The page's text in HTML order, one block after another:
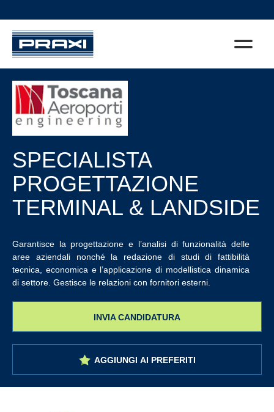
SPECIALISTA
PROGETTAZIONE
TERMINAL & LANDSIDE
Garantisce la progettazione e l’analisi di funzionalità delle
aree aziendali nonché la redazione di studi di fattibilità
tecnica, economica e l’applicazione di modellistica dinamica
di settore. Gestisce le relazioni con fornitori esterni.
INVIA CANDIDATURA
AGGIUNGI AI PREFERITI